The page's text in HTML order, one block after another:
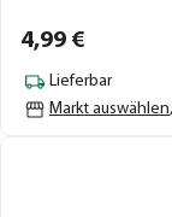
4,99 €
Lieferbar
Markt auswählen